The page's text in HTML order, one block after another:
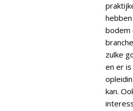
bodem
zulke
en er
kan.